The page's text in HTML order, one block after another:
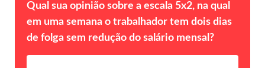
Qual sua opinião sobre a escala 5x2, na qual
em uma semana o trabalhador tem dois dias
de folga sem redução do salário mensal?